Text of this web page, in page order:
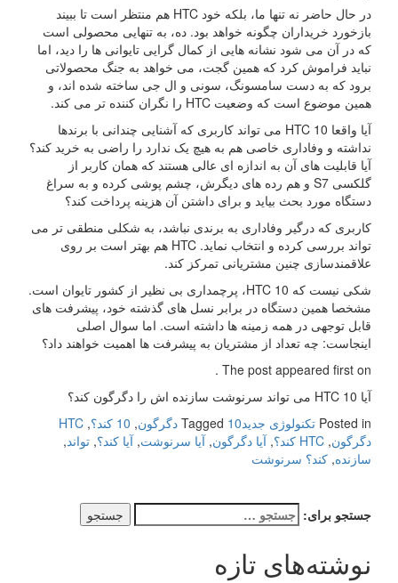
در حال حاضر نه تنها ما، بلکه خود HTC هم منتظر است تا ببیند
بازخورد خریداران چگونه خواهد بود. ده، به تنهایی محصولی است
که در آن می شود نشانه هایی از کمال گرایی تایوانی ها را دید، اما
نباید فراموش کرد که همین گجت، می خواهد به جنگ محصولاتی
برود که به دست سامسونگ، سونی و ال جی ساخته شده اند، و
همین موضوع است که وضعیت HTC را نگران کننده تر می کند.
آیا واقعا HTC 10 می تواند کاربری که آشنایی چندانی با برندها
نداشته و وفاداری خاصی هم به هیچ یک ندارد را راضی به خرید کند؟
آیا قابلیت های آن به اندازه ای عالی هستند که همان کاربر از
گلکسی S7 و هم رده های دیگرش، چشم پوشی کرده و به سراغ
دستگاه مورد بحث بیاید و برای داشتن آن هزینه پرداخت کند؟
کاربری که درگیر وفاداری به برندی نباشد، به شکلی منطقی تر می
تواند بررسی کرده و انتخاب نماید. HTC هم بهتر است بر روی
علاقمندسازی چنین مشتریانی تمرکز کند.
شکی نیست که HTC 10، پرچمداری بی نظیر از کشور تایوان است.
مشخصا همین دستگاه در برابر نسل های گذشته خود، پیشرفت های
قابل توجهی در همه زمینه ها داشته است. اما سوال اصلی
اینجاست: چه تعداد از مشتریان به پیشرفت ها اهمیت خواهند داد؟
The post appeared first on .
آیا HTC 10 می تواند سرنوشت سازنده اش را دگرگون کند؟
Posted in تکنولوژی جدید Tagged 10 دگرگون , 10 کند؟ ,
HTC
دگرگون, HTC کند؟ ,آیا دگرگون,آیا سرنوشت,آیا کند؟, تواند,
سازنده, کند؟ سرنوشت
جستجو برای:
نوشته‌های تازه